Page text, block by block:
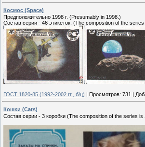
Космос (Space)
Предположительно 1998 г. (Presumably in 1998.)
Состав серии - 46 этикеток. (The composition of the
ГОСТ 1820-85 (1992-2002 гг., б/ц) | Просмотров: 731 |
Кошки (Cats)
Состав серии - 3 коробки (The composition of the series is